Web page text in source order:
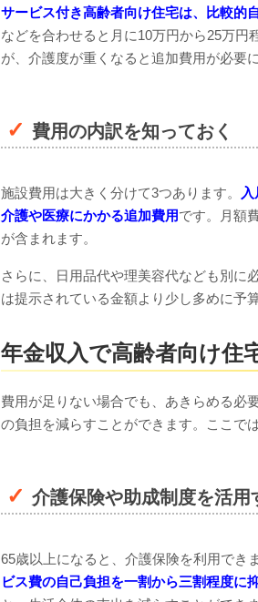
サービス付き高齢者向け住宅は、比較的
などを合わせると月に10万円から25万
が、介護度が重くなると追加費用が必要
費用の内訳を知っておく
施設費用は大きく分けて3つあります。
介護や医療にかかる追加費用です。月額
が含まれます。
さらに、日用品代や理美容代なども別に
は提示されている金額より少し多めに予
年金収入で高齢者向け住
費用が足りない場合でも、あきらめる必
の負担を減らすことができます。ここで
介護保険や助成制度を活用
65歳以上になると、介護保険を利用でき
ビス費の自己負担を一割から三割程度に